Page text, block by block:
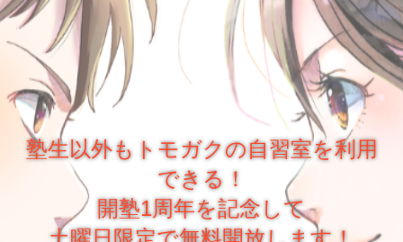
塾生以外もトモガクの自習室を利用
できる！
開塾1周年を記念して